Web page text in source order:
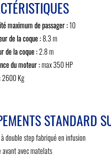
maximum de passager :10
de la coque :8.3 m
de la coque :2.8 m
du moteur :max 350 HP
2600 Kg
STANDARD
double step fabriqué en infusion
avant avec matelats